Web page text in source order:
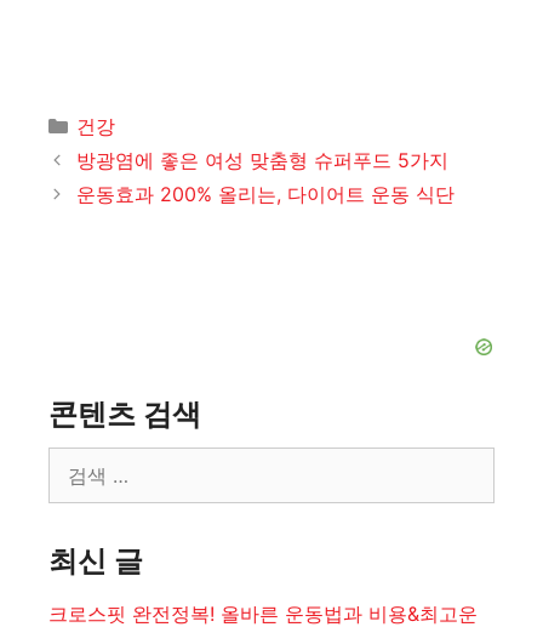
카
테
리
건강
방광염에 좋은 여성 맞춤형 슈퍼푸드 5가지
운동효과 200% 올리는, 다이어트 운동 식단
콘텐츠 검색
색:
최신 글
크로스핏 완전정복! 올바른 운동법과 비용&최고운